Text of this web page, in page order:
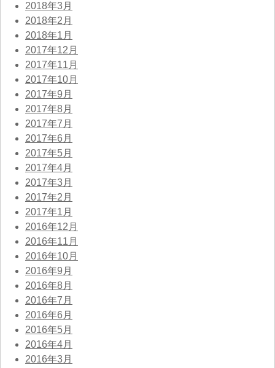
2018年3月
2018年2月
2018年1月
2017年12月
2017年11月
2017年10月
2017年9月
2017年8月
2017年7月
2017年6月
2017年5月
2017年4月
2017年3月
2017年2月
2017年1月
2016年12月
2016年11月
2016年10月
2016年9月
2016年8月
2016年7月
2016年6月
2016年5月
2016年4月
2016年3月